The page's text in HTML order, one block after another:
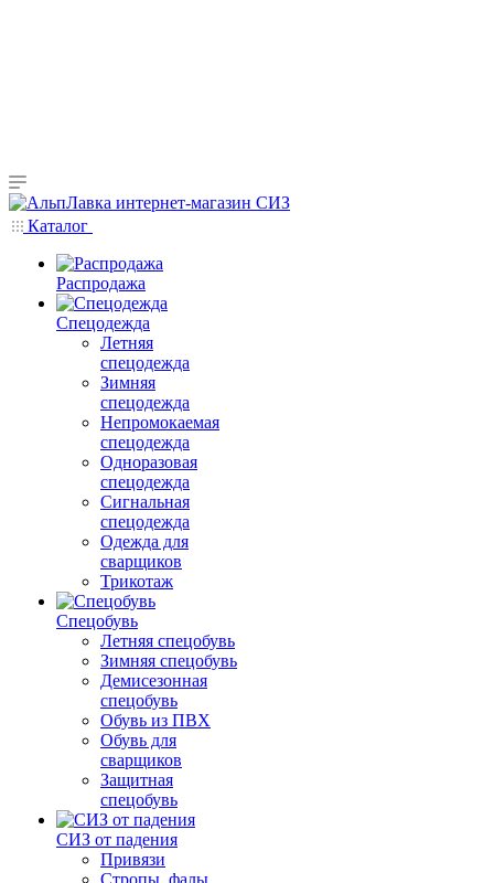
Каталог
Распродажа
Спецодежда
Летняя
спецодежда
Зимняя
спецодежда
Непромокаемая
спецодежда
Одноразовая
спецодежда
Сигнальная
спецодежда
Одежда для
сварщиков
Трикотаж
Спецобувь
Летняя спецобувь
Зимняя спецобувь
Демисезонная
спецобувь
Обувь из ПВХ
Обувь для
сварщиков
Защитная
спецобувь
СИЗ от падения
Привязи
Стропы, фалы,